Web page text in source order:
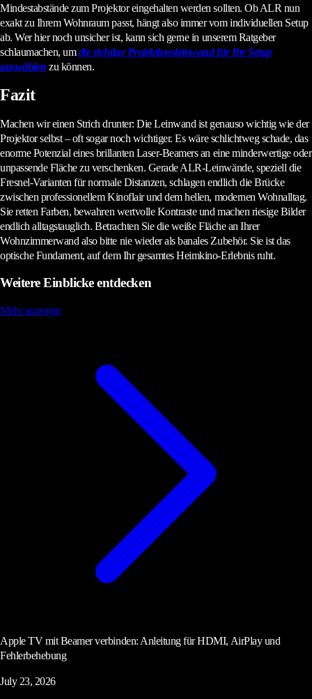
Mindestabstände zum Projektor eingehalten werden sollten. Ob ALR nun
exakt zu Ihrem Wohnraum passt, hängt also immer vom individuellen Setup
ab. Wer hier noch unsicher ist, kann sich gerne in unserem Ratgeber
schlaumachen, umdie richtige Projektionsleinwand für Ihr Setup
auswählen zu können.
Fazit
Machen wir einen Strich drunter: Die Leinwand ist genauso wichtig wie der
Projektor selbst – oft sogar noch wichtiger. Es wäre schlichtweg schade, das
enorme Potenzial eines brillanten Laser-Beamers an eine minderwertige oder
unpassende Fläche zu verschenken. Gerade ALR-Leinwände, speziell die
Fresnel-Varianten für normale Distanzen, schlagen endlich die Brücke
zwischen professionellem Kinoflair und dem hellen, modernen Wohnalltag.
Sie retten Farben, bewahren wertvolle Kontraste und machen riesige Bilder
endlich alltagstauglich. Betrachten Sie die weiße Fläche an Ihrer
Wohnzimmerwand also bitte nie wieder als banales Zubehör. Sie ist das
optische Fundament, auf dem Ihr gesamtes Heimkino-Erlebnis ruht.
Weitere Einblicke entdecken
Mehr anzeigen
Apple TV mit Beamer verbinden: Anleitung für HDMI, AirPlay und
Fehlerbehebung
July 23, 2026